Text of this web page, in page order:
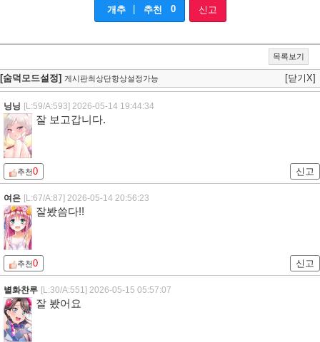
개추 추천 0 신고
목록보기
[숨덕모드설정] 게시판최상단항상설정가능 [닫기X]
닝닝 [L:59/A:593] 2026-05-14 19:44:34
잘 보고갑니다.
추천0 신고
여은 [L:67/A:87] 2026-05-14 20:56:23
잘봤씀다!!
추천0 신고
별화찬루 [L:30/A:551] 2026-05-15 05:57:07
잘 봤어요